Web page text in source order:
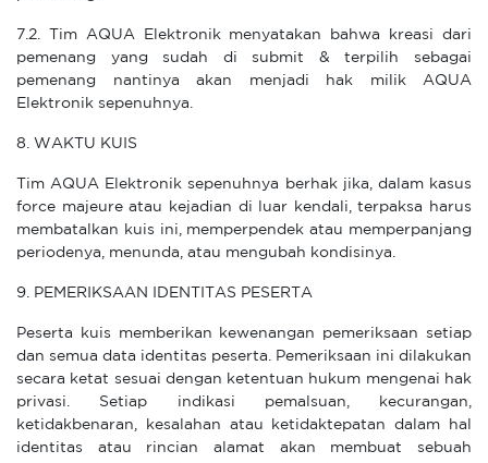
7.2. Tim AQUA Elektronik menyatakan bahwa kreasi dari
pemenang yang sudah di submit & terpilih sebagai
pemenang nantinya akan menjadi hak milik AQUA
Elektronik sepenuhnya.
8. WAKTU KUIS
Tim AQUA Elektronik sepenuhnya berhak jika, dalam kasus
force majeure atau kejadian di luar kendali, terpaksa harus
membatalkan kuis ini, memperpendek atau memperpanjang
periodenya, menunda, atau mengubah kondisinya.
9. PEMERIKSAAN IDENTITAS PESERTA
Peserta kuis memberikan kewenangan pemeriksaan setiap
dan semua data identitas peserta. Pemeriksaan ini dilakukan
secara ketat sesuai dengan ketentuan hukum mengenai hak
privasi. Setiap indikasi pemalsuan, kecurangan,
ketidakbenaran, kesalahan atau ketidaktepatan dalam hal
identitas atau rincian alamat akan membuat sebuah